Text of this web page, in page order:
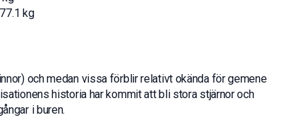
kg
och medan vissa förblir relativt okända för gemene
historia har kommit att bli stora stjärnor och
i buren.